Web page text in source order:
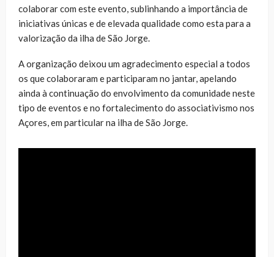
colaborar com este evento, sublinhando a importância de
iniciativas únicas e de elevada qualidade como esta para a
valorização da ilha de São Jorge.
A organização deixou um agradecimento especial a todos
os que colaboraram e participaram no jantar, apelando
ainda à continuação do envolvimento da comunidade neste
tipo de eventos e no fortalecimento do associativismo nos
Açores, em particular na ilha de São Jorge.